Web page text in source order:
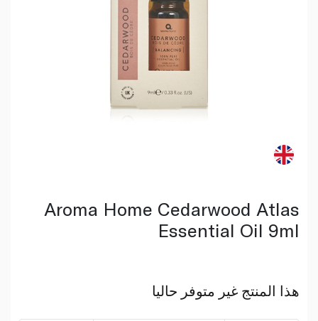
Aroma Home Cedarwood Atlas
Essential Oil 9ml
هذا المنتج غير متوفر حاليا